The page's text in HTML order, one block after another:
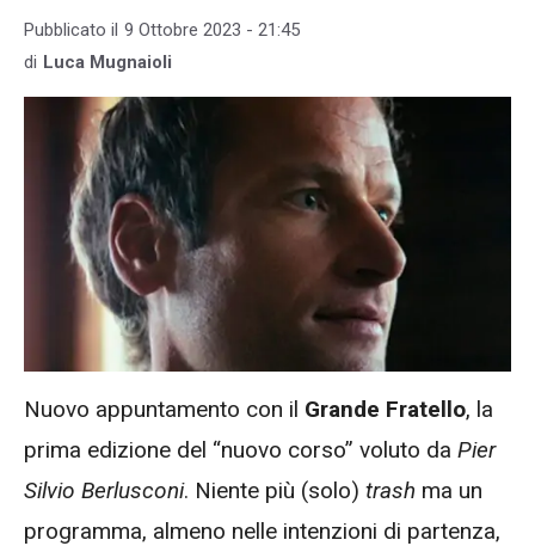
Pubblicato il 9 Ottobre 2023 - 21:45
di Luca Mugnaioli
Nuovo appuntamento con il Grande Fratello, la
prima edizione del “nuovo corso” voluto da Pier
Silvio Berlusconi. Niente più (solo) trash ma un
programma, almeno nelle intenzioni di partenza,